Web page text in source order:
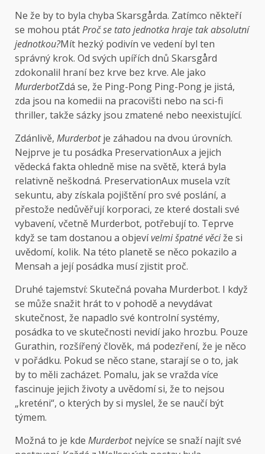
Ne že by to byla chyba Skarsgårda. Zatímco někteří
se mohou ptátProč se tato jednotka hraje tak absolutní
jednotkou?Mít hezký podivín ve vedení byl ten
správný krok. Od svých upířích dnů Skarsgård
zdokonalil hraní bez krve bez krve. Ale jako
MurderbotZdá se, že Ping-Pong Ping-Pong je jistá,
zda jsou na komedii na pracovišti nebo na sci-fi
thriller, takže sázky jsou zmatené nebo neexistující.
Zdánlivě, Murderbotje záhadou na dvou úrovních.
Nejprve je tu posádka PreservationAux a jejich
vědecká fakta ohledně mise na světě, která byla
relativně neškodná. PreservationAux musela vzít
sekuntu, aby získala pojištění pro své poslání, a
přestože nedůvěřují korporaci, ze které dostali své
vybavení, včetně Murderbot, potřebují to. Teprve
když se tam dostanou a objevívelmi špatné věciže si
uvědomí, kolik. Na této planetě se něco pokazilo a
Mensah a její posádka musí zjistit proč.
Druhé tajemství: Skutečná povaha Murderbot. I když
se může snažit hrát to v pohodě a nevydávat
skutečnost, že napadlo své kontrolní systémy,
posádka to ve skutečnosti nevidí jako hrozbu. Pouze
Gurathin, rozšířený člověk, má podezření, že je něco
v pořádku. Pokud se něco stane, starají se o to, jak
by to měli zacházet. Pomalu, jak se vražda více
fascinuje jejich životy a uvědomí si, že to nejsou
„kreténi“, o kterých by si myslel, že se naučí být
týmem.
Možná to je kde Murderbotnejvíce se snaží najít své